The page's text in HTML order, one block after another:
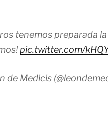
tenemos preparada
pic.twitter.com/
de Medicis